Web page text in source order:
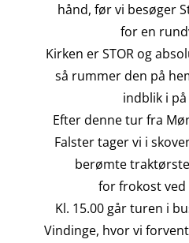
hånd, før vi besøger
for en
Kirken er STOR og
så rummer den på
indblik i
Efter denne tur fra
Falster tager vi i
berømte
for frokost
Kl. 15.00 går turen i
Vindinge, hvor vi